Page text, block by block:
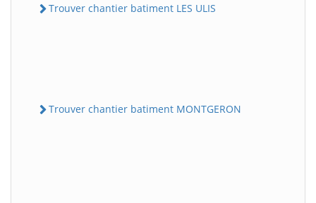
Trouver chantier batiment LES ULIS
Trouver chantier batiment MONTGERON